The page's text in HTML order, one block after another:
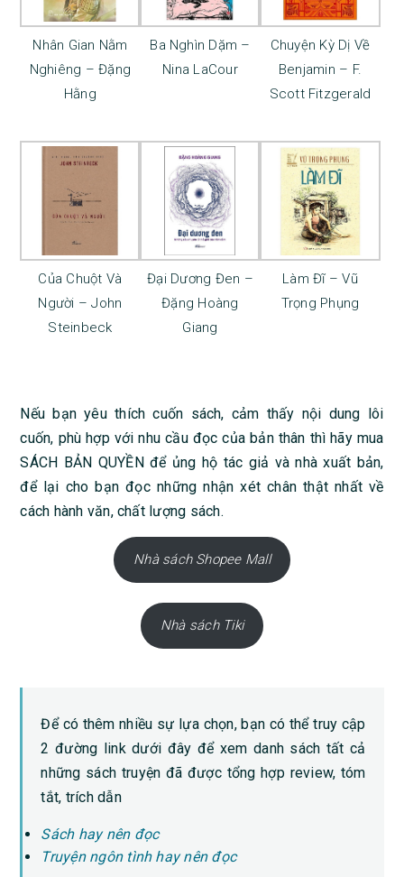
Nhân Gian Nằm
Nghiêng – Đặng
Hằng
Ba Nghìn Dặm –
Nina LaCour
Chuyện Kỳ Dị Về
Benjamin – F.
Scott Fitzgerald
Của Chuột Và
Người – John
Steinbeck
Đại Dương Đen –
Đặng Hoàng
Giang
Làm Đĩ – Vũ
Trọng Phụng
Nếu bạn yêu thích cuốn sách, cảm thấy nội dung lôi
cuốn, phù hợp với nhu cầu đọc của bản thân thì hãy mua
SÁCH BẢN QUYỀN để ủng hộ tác giả và nhà xuất bản,
để lại cho bạn đọc những nhận xét chân thật nhất về
cách hành văn, chất lượng sách.
Nhà sách Shopee Mall
Nhà sách Tiki
Để có thêm nhiều sự lựa chọn, bạn có thể truy cập
2 đường link dưới đây để xem danh sách tất cả
những sách truyện đã được tổng hợp review, tóm
tắt, trích dẫn
Sách hay nên đọc
Truyện ngôn tình hay nên đọc